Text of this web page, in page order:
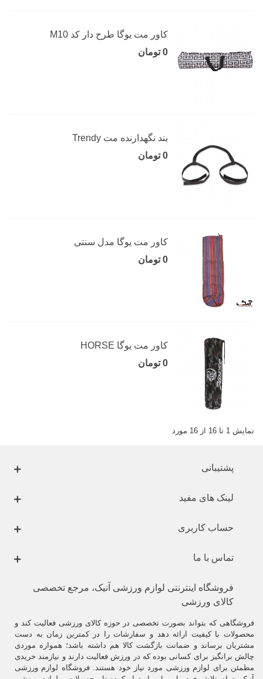
کاور مت یوگا طرح دار کد M10
0 تومان
بند نگهدارنده مت Trendy
0 تومان
کاور مت یوگا مدل سنتی
0 تومان
کاور مت یوگا HORSE
0 تومان
نمایش 1 تا 16 از 16 مورد
پشتیبانی
لینک های مفید
حساب کاربری
تماس با ما
فروشگاه اینترنتی لوازم ورزشی آنیک، مرجع تخصصی
کالای ورزشی
فروشگاهی که بتواند بصورت تخصصی در حوزه کالای ورزشی فعالیت کند و
محصولات با کیفیت ارائه دهد و سفارشات را در کمترین زمان به دست
مشتریان برساند و ضمانت بازگشت کالا هم داشته باشد؛ همواره موردی
چالش برانگیز برای کسانی بوده که در ورزش فعالیت دارند و نیازمند خریدی
مطمئن برای لوازم ورزشی مورد نیاز خود هستند. فروشگاه لوازم ورزشی